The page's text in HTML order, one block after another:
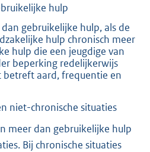
hulp
gebruikelijke hulp, als de
hulp chronisch meer
hulp die een jeugdige van
beperking redelijkerwijs
aard, frequentie en
niet-chronische situaties
meer dan gebruikelijke hulp
Bij chronische situaties